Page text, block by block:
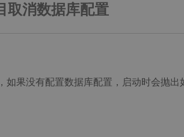
消数据库配置
果没有配置数据库配置，启动时会抛出